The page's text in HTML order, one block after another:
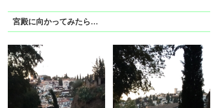
宮殿に向かってみたら…